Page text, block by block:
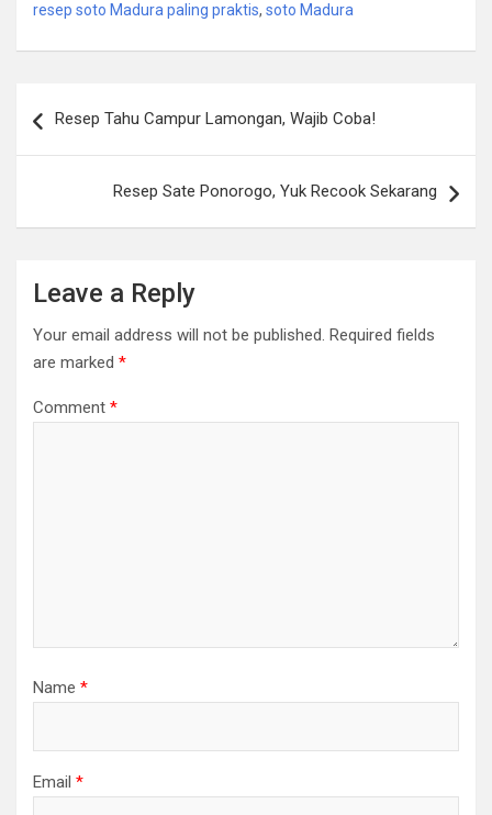
resep soto Madura paling praktis, soto Madura
navigation
Resep Tahu Campur Lamongan, Wajib Coba!
Resep Sate Ponorogo, Yuk Recook Sekarang
Leave a Reply
Your email address will not be published. Required fields
are marked *
Comment *
Name *
Email *